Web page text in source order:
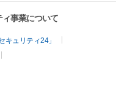
事業について
キュリティ24」